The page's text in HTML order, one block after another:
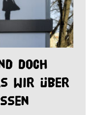
doch
wir über